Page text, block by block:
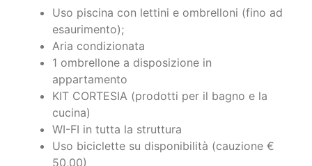
esaurimento);
Aria condizionata
1 ombrellone a disposizione in
appartamento
KIT CORTESIA (prodotti per il bagno e la
cucina)
WI-FI in tutta la struttura
Uso biciclette su disponibilità (cauzione €
50,00)
Lavatrice ad uso comune